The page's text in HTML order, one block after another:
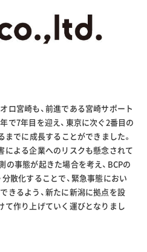
ロ宮崎も、前進である宮崎サポート
で7年目を迎え、東京に次ぐ2番目の
でに成長することができました。
による企業へのリスクも懸念されて
の事態が起きた場合を考え、BCPの
散化することで、緊急事態におい
きるよう、新たに新潟に拠点を設
て作り上げていく運びとなりまし